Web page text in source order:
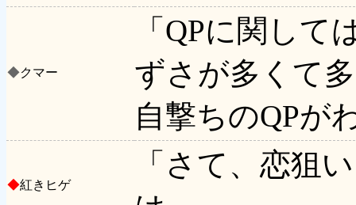
◆クマー
「QPに関して
ずさが多くて
自撃ちのQPが
◆紅きヒゲ
「さて、恋狙